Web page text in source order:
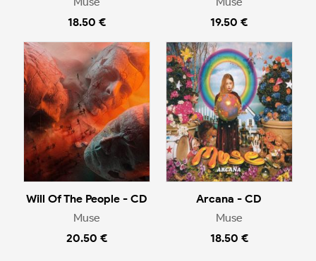
18.50 €
19.50 €
Will Of The People - CD
Muse
20.50 €
Arcana - CD
Muse
18.50 €